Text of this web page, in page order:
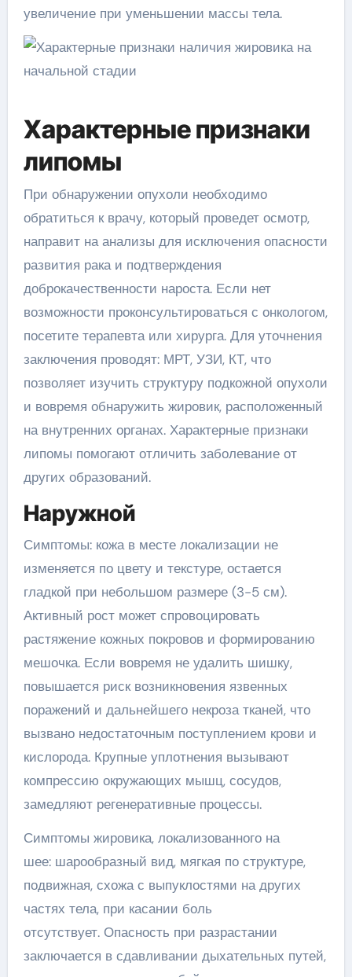
увеличение при уменьшении массы тела.
Характерные признаки
липомы
При обнаружении опухоли необходимо
обратиться к врачу, который проведет осмотр,
направит на анализы для исключения опасности
развития рака и подтверждения
доброкачественности нароста. Если нет
возможности проконсультироваться с онкологом,
посетите терапевта или хирурга. Для уточнения
заключения проводят: МРТ, УЗИ, КТ, что
позволяет изучить структуру подкожной опухоли
и вовремя обнаружить жировик, расположенный
на внутренних органах. Характерные признаки
липомы помогают отличить заболевание от
других образований.
Наружной
Симптомы: кожа в месте локализации не
изменяется по цвету и текстуре, остается
гладкой при небольшом размере (3-5 см).
Активный рост может спровоцировать
растяжение кожных покровов и формированию
мешочка. Если вовремя не удалить шишку,
повышается риск возникновения язвенных
поражений и дальнейшего некроза тканей, что
вызвано недостаточным поступлением крови и
кислорода. Крупные уплотнения вызывают
компрессию окружающих мышц, сосудов,
замедляют регенеративные процессы.
Симптомы жировика, локализованного на
шее: шарообразный вид, мягкая по структуре,
подвижная, схожа с выпуклостями на других
частях тела, при касании боль
отсутствует. Опасность при разрастании
заключается в сдавливании дыхательных путей,